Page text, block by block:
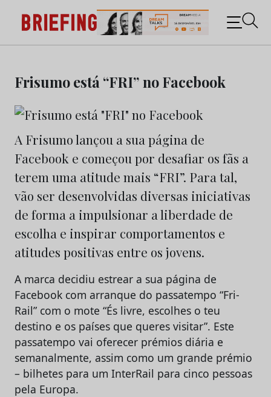
content
Briefing: Todas as notícias sobre os negócios do
Marketing e da Publicidade
Frisumo está “FRI” no Facebook
A Frisumo lançou a sua página de
Facebook e começou por desafiar os fãs a
terem uma atitude mais “FRI”. Para tal,
vão ser desenvolvidas diversas iniciativas
de forma a impulsionar a liberdade de
escolha e inspirar comportamentos e
atitudes positivas entre os jovens.
A marca decidiu estrear a sua página de
Facebook com arranque do passatempo “Fri-
Rail” com o mote “És livre, escolhes o teu
destino e os países que queres visitar”. Este
passatempo vai oferecer prémios diária e
semanalmente, assim como um grande prémio
– bilhetes para um InterRail para cinco pessoas
pela Europa.